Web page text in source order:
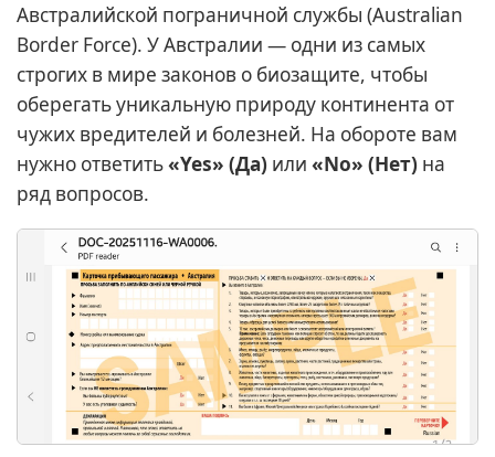
Австралийской пограничной службы (Australian
Border Force). У Австралии — одни из самых
строгих в мире законов о биозащите, чтобы
оберегать уникальную природу континента от
чужих вредителей и болезней. На обороте вам
нужно ответить«Yes» (Да) или «No» (Нет) на
ряд вопросов.